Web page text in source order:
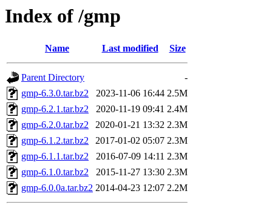
Index of /gmp
Name Last modified Size
Parent Directory
-
gmp-6.3.0.tar.bz2
2023-11-06 16:44 2.5M
gmp-6.2.1.tar.bz2
2020-11-19 09:41 2.4M
gmp-6.2.0.tar.bz2
2020-01-21 13:32 2.3M
gmp-6.1.2.tar.bz2
2017-01-02 05:07 2.3M
gmp-6.1.1.tar.bz2
2016-07-09 14:11 2.3M
gmp-6.1.0.tar.bz2
2015-11-27 13:30 2.3M
gmp-6.0.0a.tar.bz2 2014-04-23 12:07 2.2M